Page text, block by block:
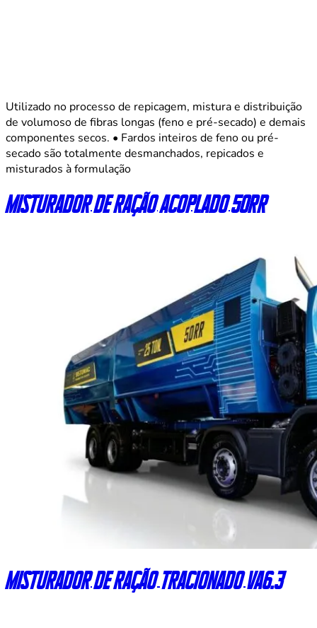
Utilizado no processo de repicagem, mistura e distribuição
de volumoso de fibras longas (feno e pré-secado) e demais
componentes secos. • Fardos inteiros de feno ou pré-
secado são totalmente desmanchados, repicados e
misturados à formulação
Misturador de ração acoplado 50RR
Misturador de ração tracionado VA6.3